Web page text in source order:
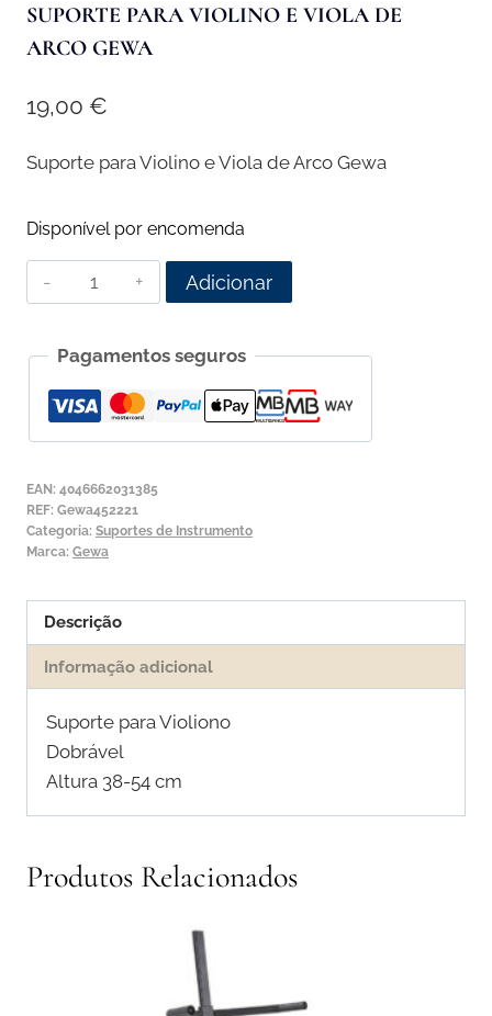
SUPORTE PARA VIOLINO E VIOLA DE
ARCO GEWA
19,00 €
Suporte para Violino e Viola de Arco Gewa
Disponível por encomenda
Quantidade
de
para
Violino
e
de
Arco
Gewa
Adicionar
Pagamentos seguros
EAN: 4046662031385
REF: Gewa452221
Categoria: Suportes de Instrumento
Marca: Gewa
Descrição
Informação adicional
Suporte para Violiono
Dobrável
Altura 38-54 cm
Produtos Relacionados